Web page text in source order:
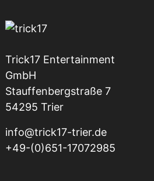
Trick17 Entertainment
GmbH
Stauffenbergstraße 7
54295 Trier
info@trick17-trier.de
+49-(0)651-17072985